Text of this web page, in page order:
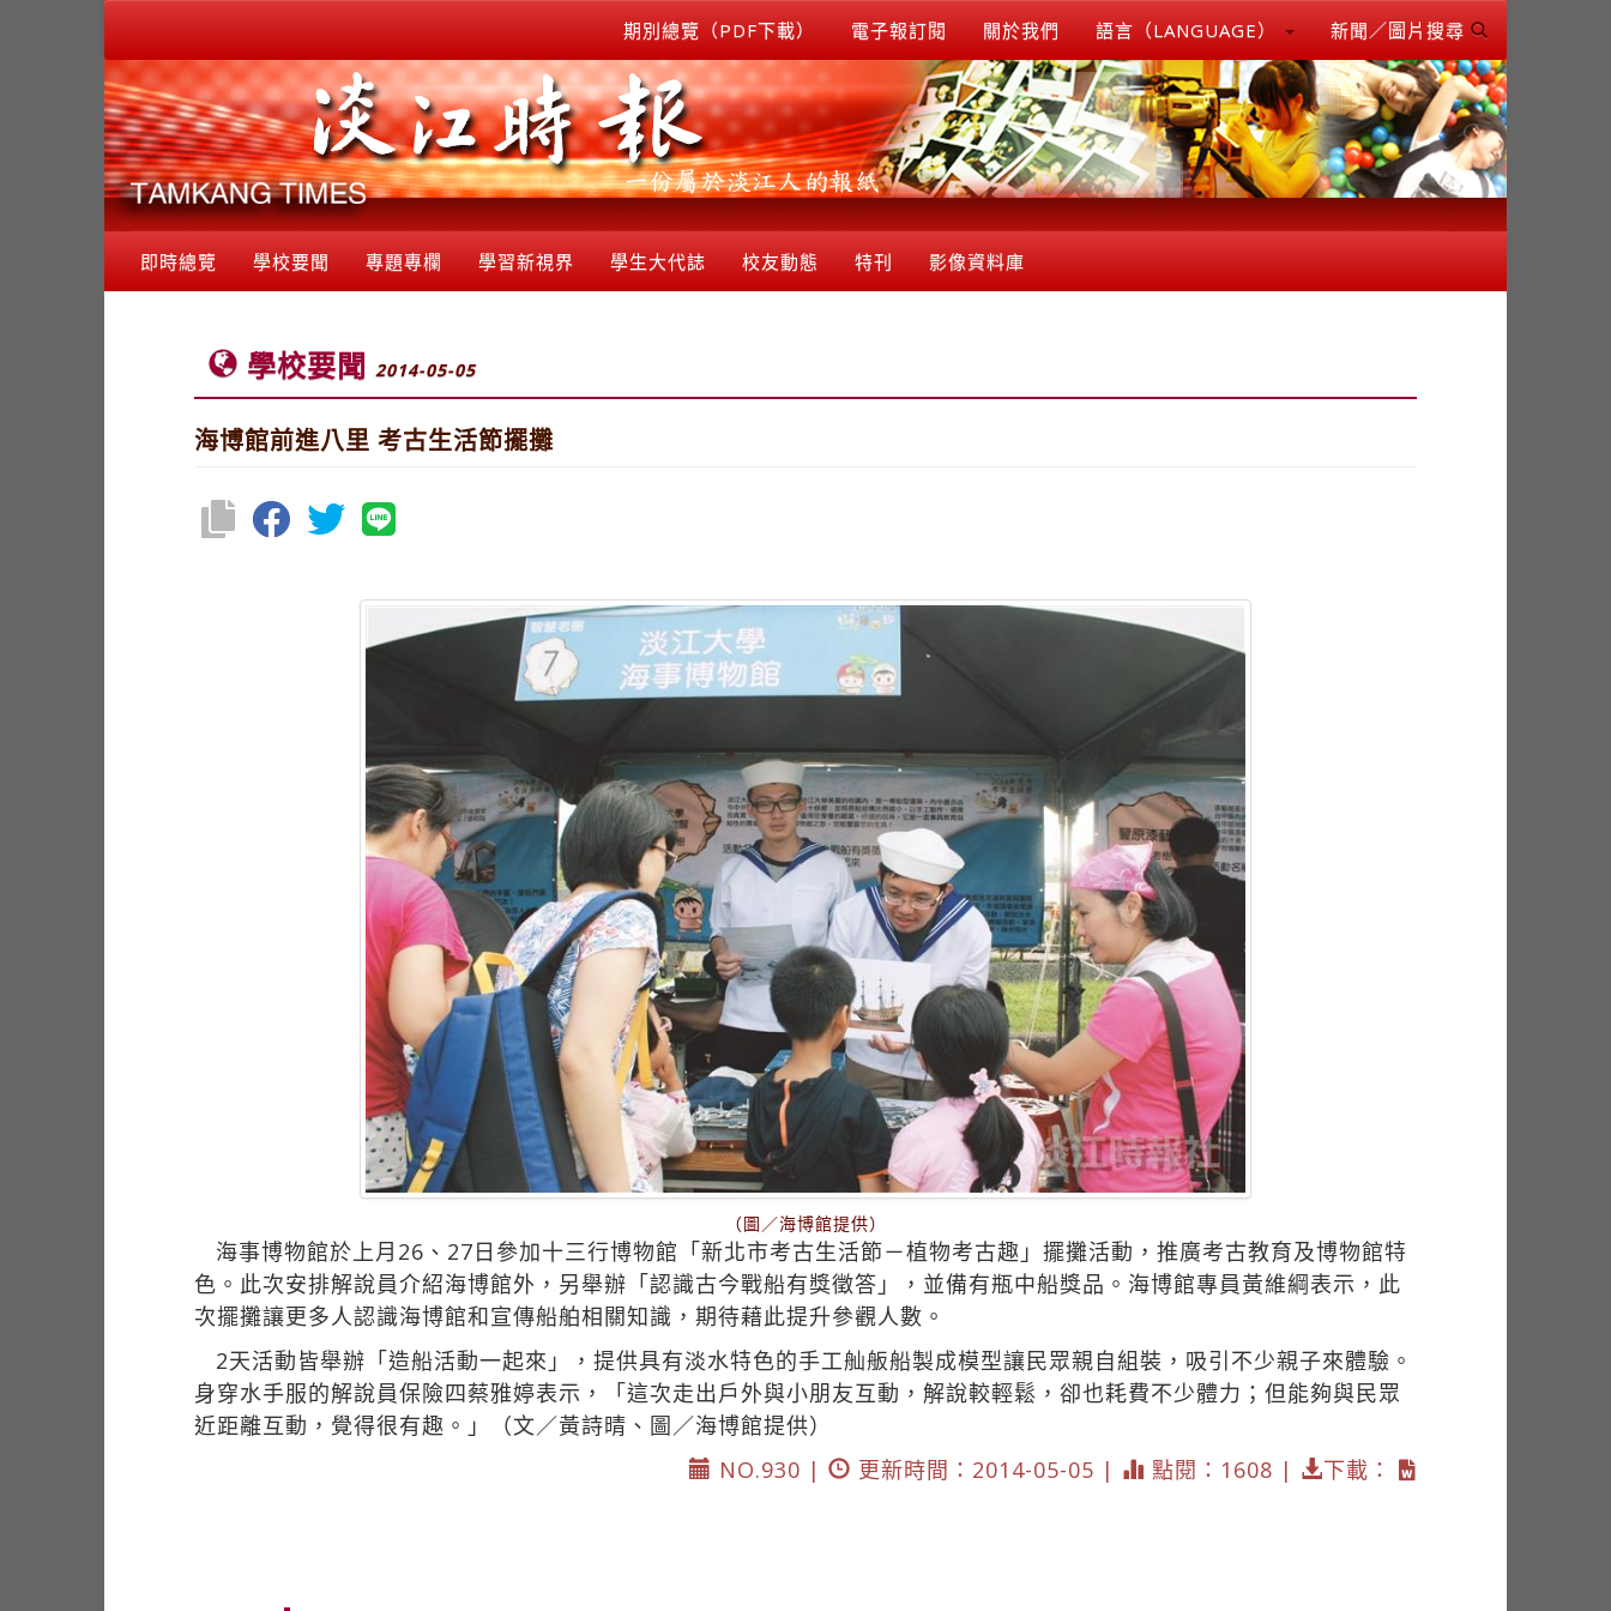
期別總覽（PDF下載） 電子報訂閱 關於我們 語言（LANGUAGE） 新聞／圖片搜尋
即時總覽 學校要聞 專題專欄 學習新視界 學生大代誌 校友動態 特刊 影像資料庫
學校要聞 2014-05-05
海博館前進八里 考古生活節擺攤
（圖／海博館提供）
海事博物館於上月26、27日參加十三行博物館「新北市考古生活節－植物考古趣」擺攤活動，推廣考古教育及博物館特
色。此次安排解說員介紹海博館外，另舉辦「認識古今戰船有獎徵答」，並備有瓶中船獎品。海博館專員黃維綱表示，此
次擺攤讓更多人認識海博館和宣傳船舶相關知識，期待藉此提升參觀人數。
2天活動皆舉辦「造船活動一起來」，提供具有淡水特色的手工舢舨船製成模型讓民眾親自組裝，吸引不少親子來體驗。
身穿水手服的解說員保險四蔡雅婷表示，「這次走出戶外與小朋友互動，解說較輕鬆，卻也耗費不少體力；但能夠與民眾
近距離互動，覺得很有趣。」（文／黃詩晴、圖／海博館提供）
NO.930 |
更新時間：2014-05-05 | 點閱：1608 | 下載：